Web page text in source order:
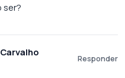
ser?
Responder